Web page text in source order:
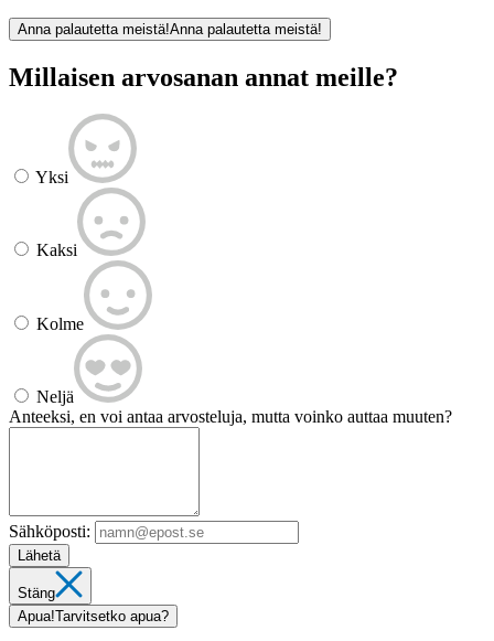
Anna palautetta meistä!Anna palautetta meistä!
Millaisen arvosanan annat meille?
Yksi
Kaksi
Kolme
Neljä
Anteeksi, en voi antaa arvosteluja, mutta voinko auttaa muuten?
Sähköposti:
Lähetä
Stäng
Apua!Tarvitsetko apua?